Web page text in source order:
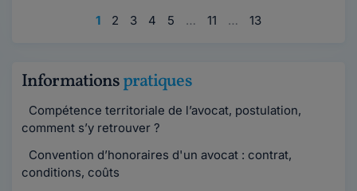
1 2 3 4 5 … 11 … 13
Informationspratiques
Compétence territoriale de l’avocat, postulation,
comment s’y retrouver ?
Convention d’honoraires d'un avocat : contrat,
conditions, coûts